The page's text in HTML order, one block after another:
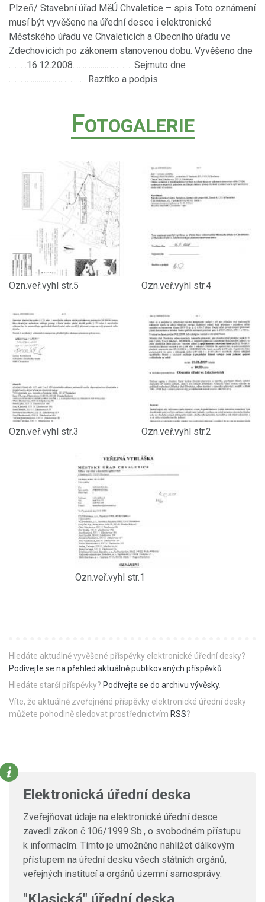
Plzeň/ Stavební úřad MěÚ Chvaletice – spis Toto oznámení
musí být vyvěšeno na úřední desce i elektronické
Městského úřadu ve Chvaleticích a Obecního úřadu ve
Zdechovicích po zákonem stanovenou dobu. Vyvěšeno dne
………16.12.2008………………………… Sejmuto dne
………………………………… Razítko a podpis
FOTOGALERIE
Ozn.veř.vyhl str.5 Ozn.veř.vyhl str.4
Ozn.veř.vyhl str.3 Ozn.veř.vyhl str.2
Ozn.veř.vyhl str.1
Hledáte aktuálně vyvěšené příspěvky elektronické úřední desky?
Podívejte se na přehled aktuálně publikovaných příspěvků
Hledáte starší příspěvky? Podívejte se do archivu vývěsky.
Víte, že aktuálně zveřejněné příspěvky elektronické úřední desky
můžete pohodlně sledovat prostřednictvím RSS?
Elektronická úřední deska
Zveřejňovat údaje na elektronické úřední desce
zavedl zákon č.106/1999 Sb., o svobodném přístupu
k informacím. Tímto je umožněno nahlížet dálkovým
přístupem na úřední desku všech státních orgánů,
veřejných institucí a orgánů územní samosprávy.